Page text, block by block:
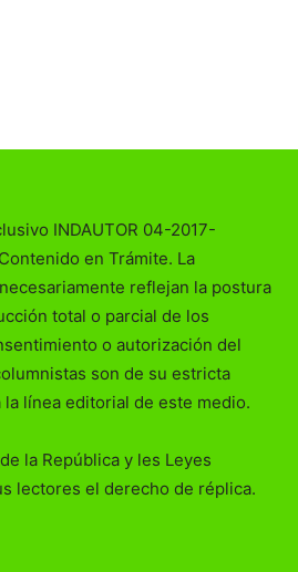
INDAUTOR 04-2017-
en Trámite. La
reflejan la postura
total o parcial de los
o autorización del
son de su estricta
línea editorial de este medio.
la República y les Leyes
lectores el derecho de réplica.